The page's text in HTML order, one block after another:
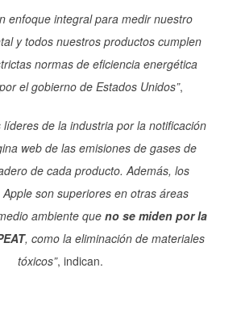
enfoque integral para medir nuestro
y todos nuestros productos cumplen
normas de eficiencia energética
el gobierno de Estados Unidos”,
líderes de la industria por la notificación
web de las emisiones de gases de
de cada producto. Además, los
son superiores en otras áreas
ambiente que no se miden por la
, como la eliminación de materiales
tóxicos”, indican.